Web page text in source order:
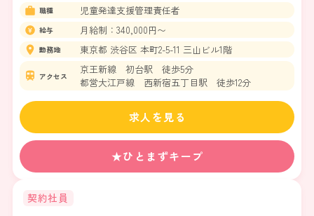
職種 児童発達支援管理責任者
給与 月給制：340,000円〜
勤務地 東京都 渋谷区 本町2-5-11 三山ビル1階
アクセス
京王新線 初台駅 徒歩5分
都営大江戸線 西新宿五丁目駅 徒歩12分
★ひとまずキープ
求人を見る
契約社員